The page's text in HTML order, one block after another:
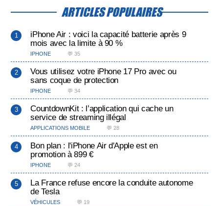
ARTICLES POPULAIRES
iPhone Air : voici la capacité batterie après 9
mois avec la limite à 90 %
IPHONE 💬 35
Vous utilisez votre iPhone 17 Pro avec ou
sans coque de protection
IPHONE 💬 34
CountdownKit : l’application qui cache un
service de streaming illégal
APPLICATIONS MOBILE 💬 28
Bon plan : l'iPhone Air d'Apple est en
promotion à 899 €
IPHONE 💬 24
La France refuse encore la conduite autonome
de Tesla
VÉHICULES 💬 19